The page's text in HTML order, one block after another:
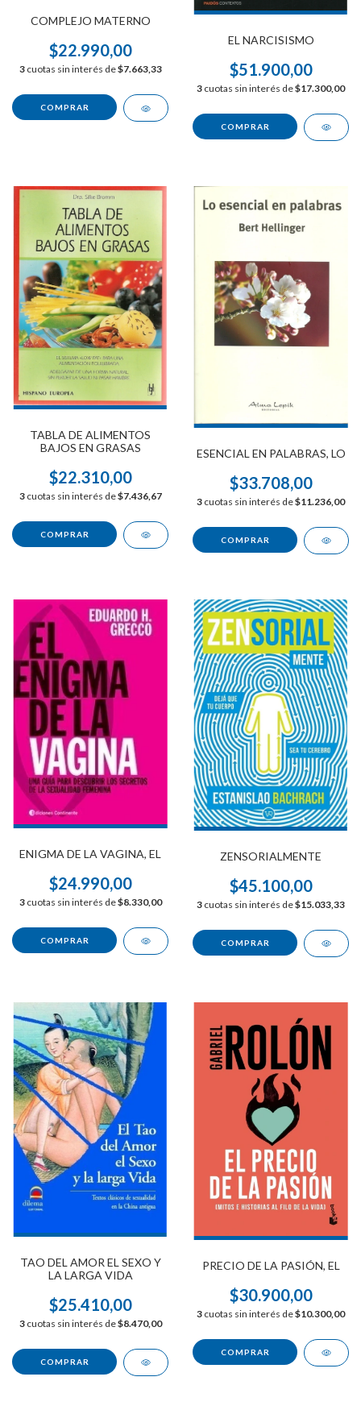
COMPLEJO MATERNO
$22.990,00
3 cuotas sin interés de$7.663,33
EL NARCISISMO
$51.900,00
3 cuotas sin interés de$17.300,00
TABLA DE ALIMENTOS
BAJOS EN GRASAS
$22.310,00
3 cuotas sin interés de$7.436,67
ESENCIAL EN PALABRAS, LO
$33.708,00
3 cuotas sin interés de$11.236,00
ENIGMA DE LA VAGINA, EL
$24.990,00
3 cuotas sin interés de$8.330,00
ZENSORIALMENTE
$45.100,00
3 cuotas sin interés de$15.033,33
TAO DEL AMOR EL SEXO Y
LA LARGA VIDA
$25.410,00
3 cuotas sin interés de$8.470,00
PRECIO DE LA PASIÓN, EL
$30.900,00
3 cuotas sin interés de$10.300,00